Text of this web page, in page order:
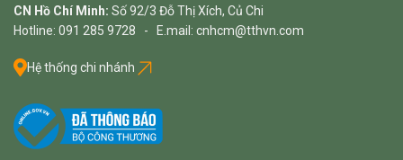
CN Hồ Chí Minh: Số 92/3 Đỗ Thị Xích, Củ Chi
Hotline: 091 285 9728 - E.mail: cnhcm@tthvn.com
Hệ thống chi nhánh